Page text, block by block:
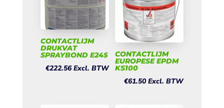
CONTACTLIJM
DRUKVAT
SPRAYBOND E245
€222.56 Excl. BTW
CONTACTLIJM
EUROPESE EPDM
KS100
€61.50 Excl. BTW